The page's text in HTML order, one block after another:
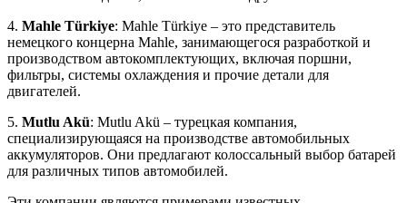
4. Mahle Türkiye: Mahle Türkiye – это представитель
немецкого концерна Mahle, занимающегося разработкой и
производством автокомплектующих, включая поршни,
фильтры, системы охлаждения и прочие детали для
двигателей.
5. Mutlu Akü: Mutlu Akü – турецкая компания,
специализирующаяся на производстве автомобильных
аккумуляторов. Они предлагают колоссальный выбор батарей
для различных типов автомобилей.